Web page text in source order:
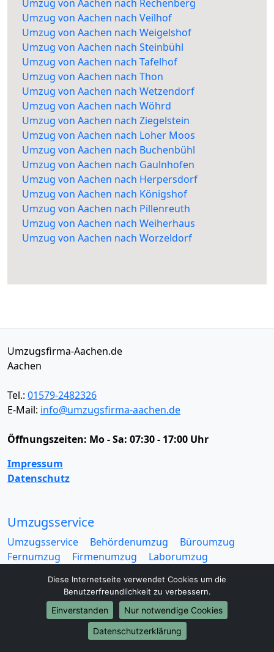
Umzug von Aachen nach Rechenberg
Umzug von Aachen nach Veilhof
Umzug von Aachen nach Weigelshof
Umzug von Aachen nach Steinbühl
Umzug von Aachen nach Tafelhof
Umzug von Aachen nach Thon
Umzug von Aachen nach Wetzendorf
Umzug von Aachen nach Wöhrd
Umzug von Aachen nach Ziegelstein
Umzug von Aachen nach Loher Moos
Umzug von Aachen nach Buchenbühl
Umzug von Aachen nach Gaulnhofen
Umzug von Aachen nach Herpersdorf
Umzug von Aachen nach Königshof
Umzug von Aachen nach Pillenreuth
Umzug von Aachen nach Weiherhaus
Umzug von Aachen nach Worzeldorf
Umzugsfirma-Aachen.de
Aachen
Tel.: 01579-2482326
E-Mail: info@umzugsfirma-aachen.de
Öffnungszeiten: Mo - Sa: 07:30 - 17:00 Uhr
Impressum
Datenschutz
Umzugsservice
Umzugsservice Behördenumzug
Büroumzug
Fernumzug
Firmenumzug
Laborumzug
Seniorenumzug
Studentenumzug
Beiladung
Entrümpelung
Halteverbotszone
Klaviertransport
Möbellift
Haushaltsauflösung
Möbeltaxi
Möbelmitfahrzentrale
Umzugskartons
Diese Internetseite verwendet Cookies um die
Benutzerfreundlichkeit zu verbessern.
Einverstanden
Nur notwendige Cookies
Datenschutzerklärung